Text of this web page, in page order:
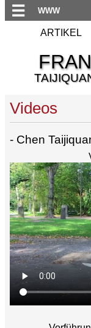
WWW
☰
ARTIKEL
Videos
- Chen